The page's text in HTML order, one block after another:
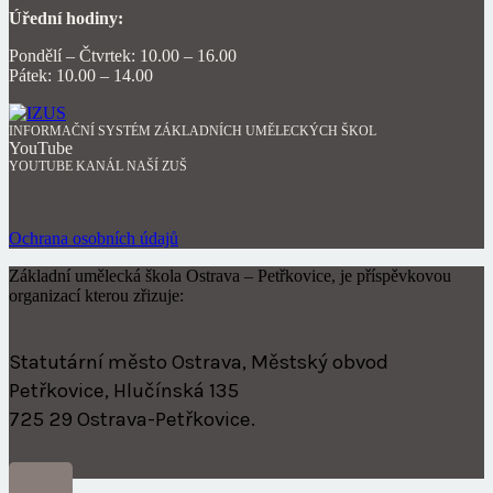
Úřední hodiny:
Pondělí – Čtvrtek: 10.00 – 16.00
Pátek: 10.00 – 14.00
INFORMAČNÍ SYSTÉM ZÁKLADNÍCH UMĚLECKÝCH ŠKOL
YouTube
YOUTUBE KANÁL NAŠÍ ZUŠ
Ochrana osobních údajů
Základní umělecká škola Ostrava – Petřkovice, je příspěvkovou
organizací kterou zřizuje:
Statutární město Ostrava, Městský obvod
Petřkovice, Hlučínská 135
725 29 Ostrava-Petřkovice.